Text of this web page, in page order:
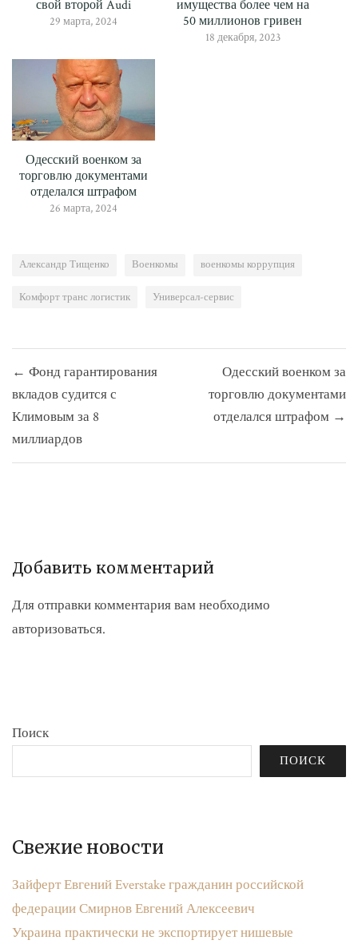
свой второй Audi
29 марта, 2024
имущества более чем на
50 миллионов гривен
18 декабря, 2023
Одесский военком за
торговлю документами
отделался штрафом
26 марта, 2024
Александр Тищенко Военкомы военкомы коррупция
Комфорт транс логистик Универсал-сервис
по
записям
← Фонд гарантирования
вкладов судится с
Климовым за 8
миллиардов
Одесский военком за
торговлю документами
отделался штрафом →
Добавить комментарий
Для отправки комментария вам необходимо
авторизоваться.
Поиск
ПОИСК
Свежие новости
Зайферт Евгений Everstake гражданин российской
федерации Смирнов Евгений Алексеевич
Украина практически не экспортирует нишевые